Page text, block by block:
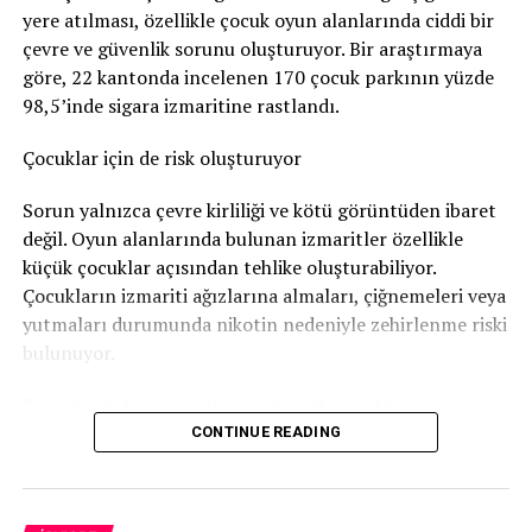
Nötigung (zorlama)suçundan ceza verildi.
96 gün soruşturma tutukluluğunda kaldı
para cezasıverdi. Bu ceza şartlı olarak hükme bağlandı.
Ancak adam soruşturma sırasında96 gün tutuklu
kaldığıiçin bu süre cezadan mahsup edildi. Böylece
geriye 24 günlük, yani1.920 franklıkşartlı ceza kaldı.
Bunun yanında800 frank para cezasıödemesine karar
verildi.
frank diğer yargılama giderlerinikarşılaması
gerekiyor.
Daha önce de hüküm giymiş
yere atılması, özellikle çocuk oyun alanlarında ciddi bir
çevre ve güvenlik sorunu oluşturuyor. Bir araştırmaya
göre, 22 kantonda incelenen 170 çocuk parkının yüzde
98,5’inde sigara izmaritine rastlandı.
Çocuklar için de risk oluşturuyor
Sorun yalnızca çevre kirliliği ve kötü görüntüden ibaret
değil. Oyun alanlarında bulunan izmaritler özellikle
küçük çocuklar açısından tehlike oluşturabiliyor.
Çocukların izmariti ağızlarına almaları, çiğnemeleri veya
yutmaları durumunda nikotin nedeniyle zehirlenme riski
bulunuyor.
izmariti sorununa karşı özel kampanyalar yürütüyor.
Bern’den dikkat çeken kampanya
CONTINUE READING